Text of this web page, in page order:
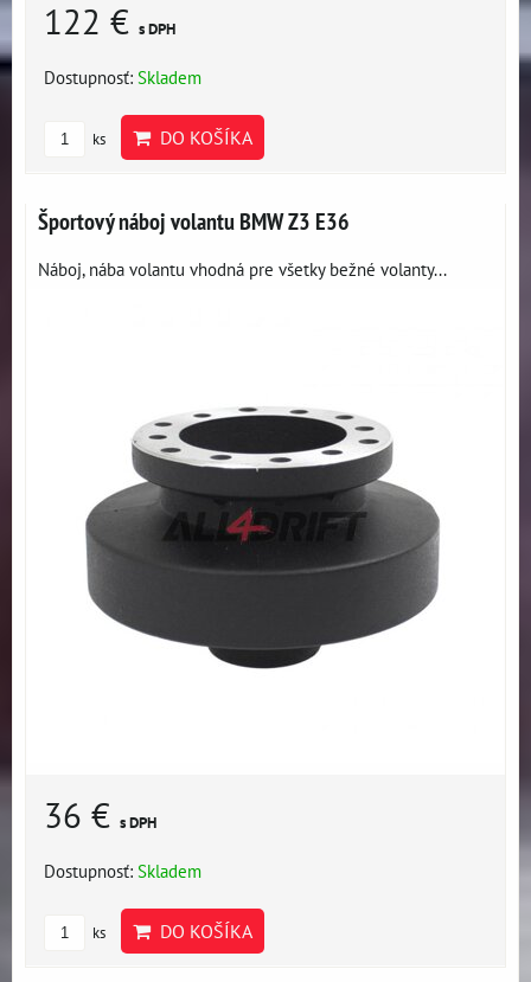
122 € s DPH
Dostupnosť: Skladem
ks DO KOŠÍKA
Športový náboj volantu BMW Z3 E36
Náboj, nába volantu vhodná pre všetky bežné volanty...
36 € s DPH
Dostupnosť: Skladem
ks DO KOŠÍKA